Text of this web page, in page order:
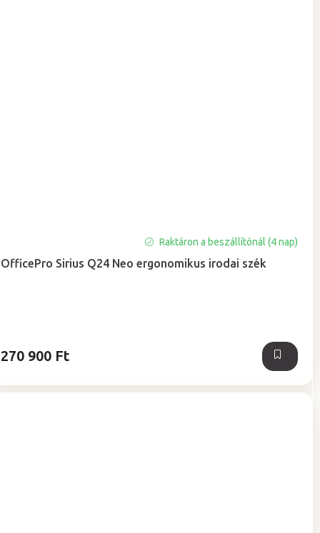
OfficePro Sirius Q24 Neo ergonomikus irodai szék
Raktáron a beszállítónál (4 nap)
270 900 Ft